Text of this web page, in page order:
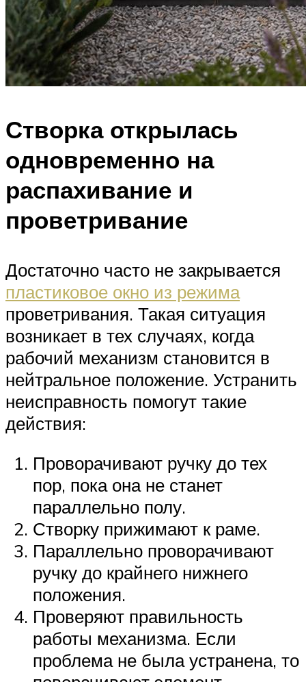
Створка открылась
одновременно на
распахивание и
проветривание
Достаточно часто не закрывается
пластиковое окно из режима
проветривания. Такая ситуация
возникает в тех случаях, когда
рабочий механизм становится в
нейтральное положение. Устранить
неисправность помогут такие
действия:
Проворачивают ручку до тех
пор, пока она не станет
параллельно полу.
Створку прижимают к раме.
Параллельно проворачивают
ручку до крайнего нижнего
положения.
Проверяют правильность
работы механизма. Если
проблема не была устранена, то